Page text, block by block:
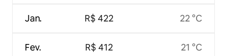
Jan.
Fev.
R$ 422
R$ 412
22 °C
21 °C